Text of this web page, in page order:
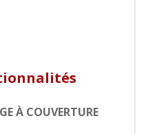
À COUVERTURE